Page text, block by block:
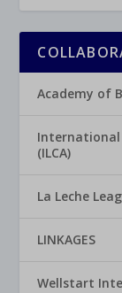
Academy of
(ILCA)
La Leche
LINKAGES
Wellstart